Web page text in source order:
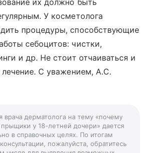
их должно быть
У косметолога
процедуры, способствующие
себоцитов: чистки,
и др. Не стоит отчаиваться и
лечение. С уважением, А.С.
врача дерматолога на тему «почему
прыщики у 18-летней дочери» дается
в справочных целях. По итогам
пожалуйста, обратитесь